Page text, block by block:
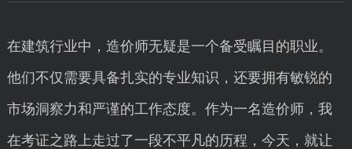
在建筑行业中，造价师无疑是一个备受瞩目的职业。
他们不仅需要具备扎实的专业知识，还要拥有敏锐的
市场洞察力和严谨的工作态度。作为一名造价师，我
在考证之路上走过了一段不平凡的历程，今天，就让